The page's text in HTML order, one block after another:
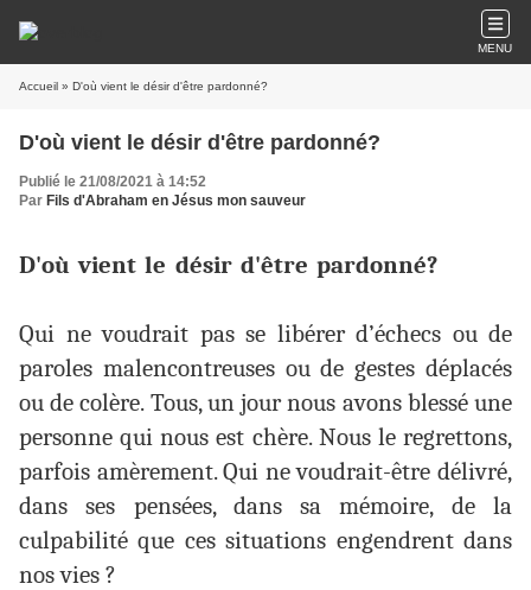
MENU
Accueil » D'où vient le désir d'être pardonné?
D'où vient le désir d'être pardonné?
Publié le 21/08/2021 à 14:52
Par Fils d'Abraham en Jésus mon sauveur
D'où vient le désir d'être pardonné?
Qui ne voudrait pas se libérer d’échecs ou de
paroles malencontreuses ou de gestes déplacés
ou de colère. Tous, un jour nous avons blessé une
personne qui nous est chère. Nous le regrettons,
parfois amèrement. Qui ne voudrait-être délivré,
dans ses pensées, dans sa mémoire, de la
culpabilité que ces situations engendrent dans
nos vies ?